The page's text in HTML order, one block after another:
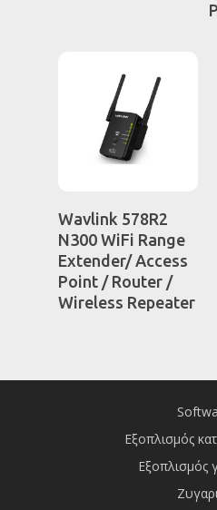
Διαβάστε
Περισσότερα
Wavlink 578R2
N300 WiFi Range
Extender/ Access
Point / Router /
Wireless Repeater
Εξοπλισμός
Εξοπλισμός